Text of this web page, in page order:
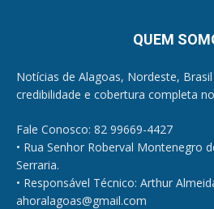
QUEM
Notícias de Alagoas, Nordeste,
credibilidade e cobertura completa
Fale Conosco: 82 99669-4427
• Rua Senhor Roberval Montenegro
Serraria.
• Responsável Técnico: Arthur
ahoralagoas@gmail.com